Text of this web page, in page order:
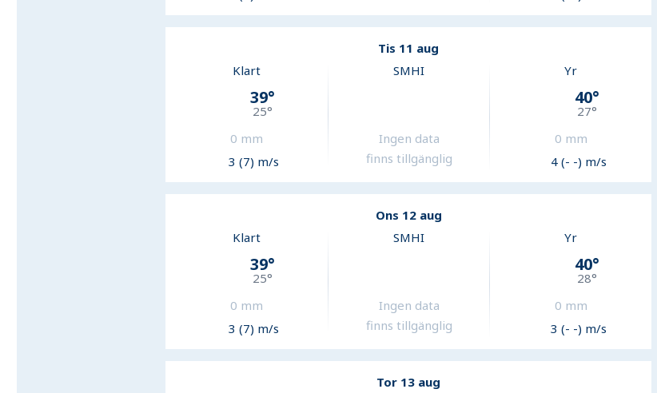
Tis 11 aug
Klart
39°
25°
0 mm
3 (7) m/s
SMHI
Ingen data
finns tillgänglig
Yr
40°
27°
0 mm
4 (- -) m/s
Ons 12 aug
Klart
39°
25°
0 mm
3 (7) m/s
SMHI
Ingen data
finns tillgänglig
Yr
40°
28°
0 mm
3 (- -) m/s
Tor 13 aug